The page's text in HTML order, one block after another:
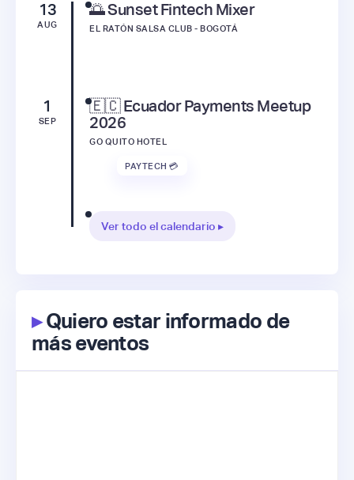
13
AUG
🌅 Sunset Fintech Mixer
EL RATÓN SALSA CLUB - BOGOTÁ
1
SEP
🇪🇨 Ecuador Payments Meetup
2026
GO QUITO HOTEL
PAYTECH 💳
Ver todo el calendario ▸
▸Quiero estar informado de
más eventos